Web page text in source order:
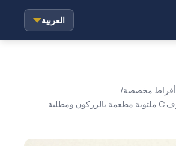
العربية
أقراط مخصصة/
أقراط متدلية على شكل حرف C ملتوية مطعمة بالزركون ومطلية